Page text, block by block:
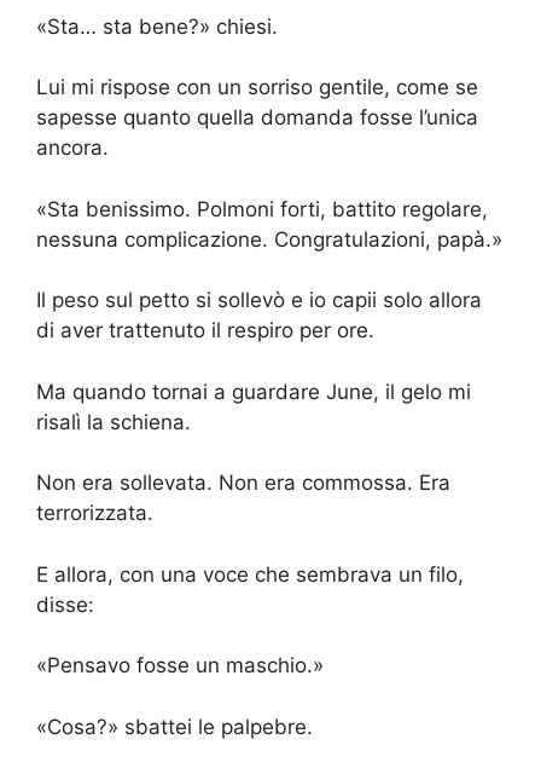
«Sta… sta bene?» chiesi.
Lui mi rispose con un sorriso gentile, come se
sapesse quanto quella domanda fosse l’unica
ancora.
«Sta benissimo. Polmoni forti, battito regolare,
nessuna complicazione. Congratulazioni, papà.»
Il peso sul petto si sollevò e io capii solo allora
di aver trattenuto il respiro per ore.
Ma quando tornai a guardare June, il gelo mi
risalì la schiena.
Non era sollevata. Non era commossa. Era
terrorizzata.
E allora, con una voce che sembrava un filo,
disse:
«Pensavo fosse un maschio.»
«Cosa?» sbattei le palpebre.